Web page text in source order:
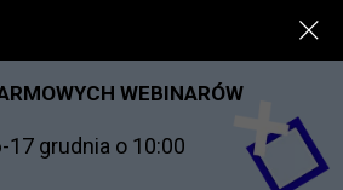
17 grudnia o 10:00
WEBINARÓW